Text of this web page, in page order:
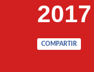
2017
COMPARTIR